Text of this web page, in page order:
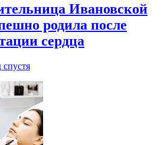
Ивановской
родила после
сердца
спустя